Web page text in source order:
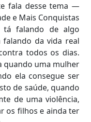
fala desse tema —
e Mais Conquistas
falando de algo
da vida real
todos os dias.
quando uma mulher
ela consegue ser
de saúde, quando
de uma violência,
os filhos e ainda ter